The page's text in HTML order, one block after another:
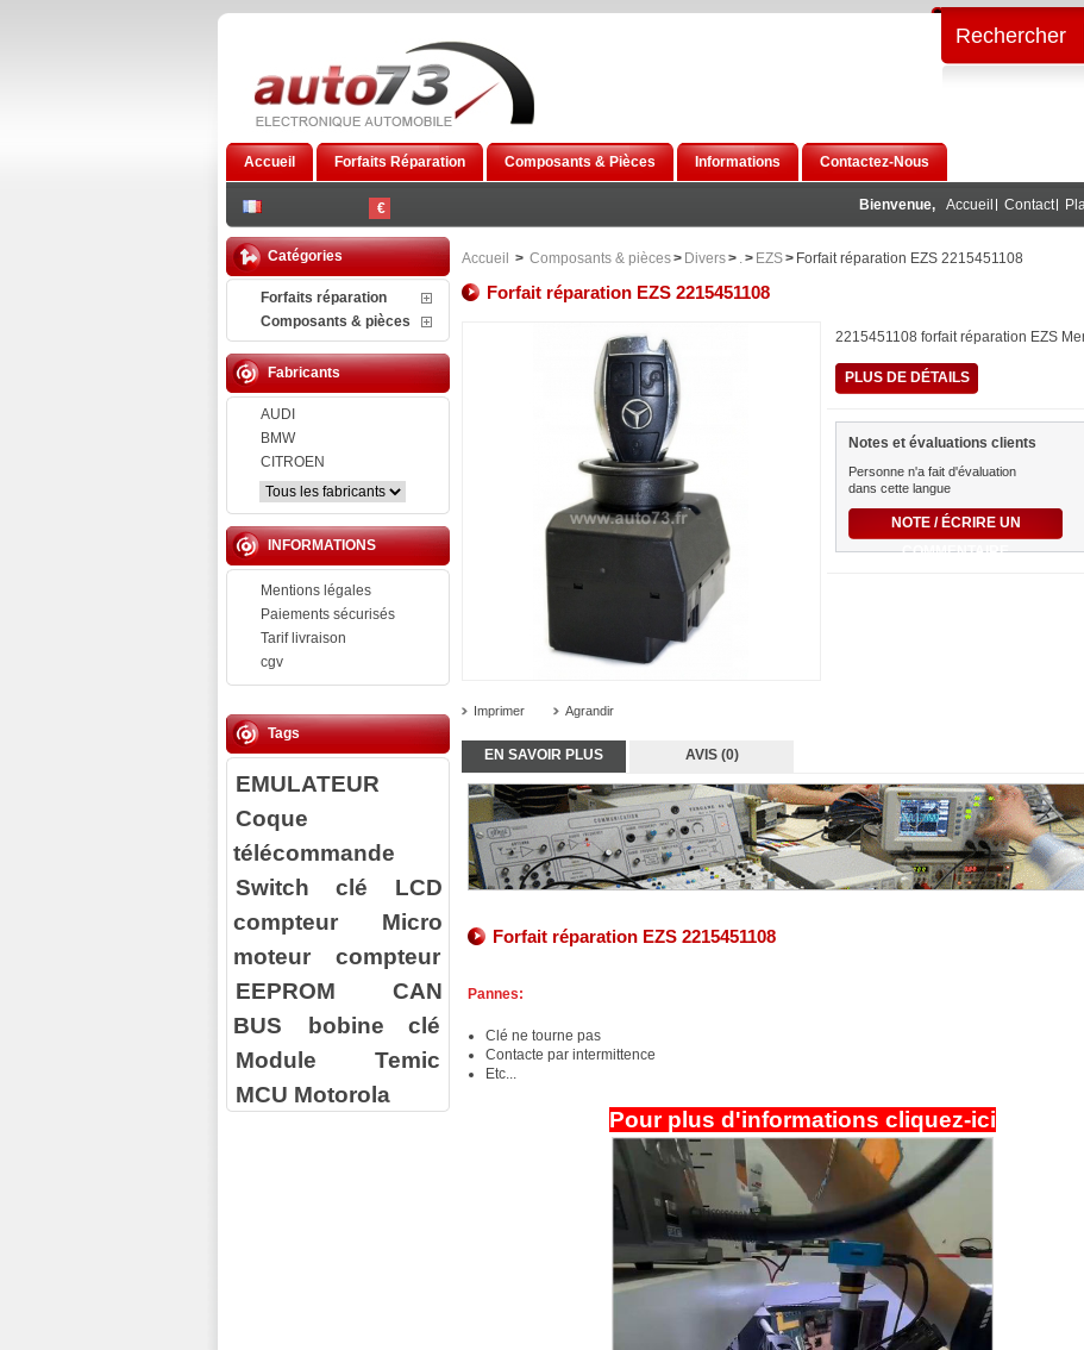
€
Accueil Forfaits Réparation Composants & Pièces Informations Contactez-Nous
Bienvenue, Accueil Contact
Rechercher
Catégories
Forfaits réparation
Composants & pièces
Fabricants
AUDI
BMW
CITROEN
INFORMATIONS
Mentions légales
Paiements sécurisés
Tarif livraison
cgv
Tags
EMULATEUR
Coque
télécommande
Switch clé
LCD
compteur
Micro
moteur compteur
EEPROM
CAN
BUS
bobine clé
Module Temic
MCU Motorola
Accueil > Composants & pièces> Divers> .> EZS> Forfait réparation EZS 2215451108
Forfait réparation EZS 2215451108
Imprimer Agrandir
2215451108 forfait réparation EZS
PLUS DE DÉTAILS
Notes et évaluations clients
Personne n'a fait d'évaluation
dans cette langue
NOTE / ÉCRIRE UN
COMMENTAIRE
EN SAVOIR PLUS AVIS (0)
Forfait réparation EZS 2215451108
Pannes:
Clé ne tourne pas
Contacte par intermittence
Etc...
Pour plus d'informations cliquez-ici